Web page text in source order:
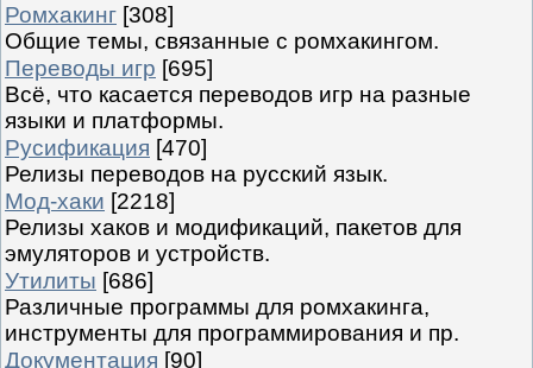
Ромхакинг [308]
Общие темы, связанные с ромхакингом.
Переводы игр [695]
Всё, что касается переводов игр на разные
языки и платформы.
Русификация [470]
Релизы переводов на русский язык.
Мод-хаки [2218]
Релизы хаков и модификаций, пакетов для
эмуляторов и устройств.
Утилиты [686]
Различные программы для ромхакинга,
инструменты для программирования и пр.
Документация [90]